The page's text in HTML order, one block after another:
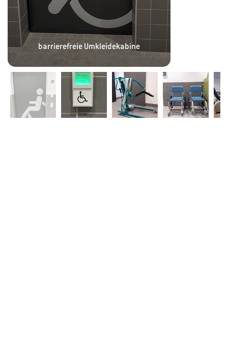
barrierefreie Umkleidekabine